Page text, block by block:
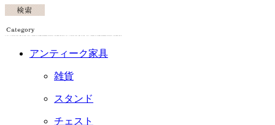
アンティーク家具
雑貨
スタンド
チェスト